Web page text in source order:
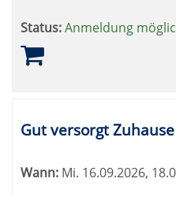
Status:Anmeldung
Gut versorgt
Wann: Mi. 16.09.2026,